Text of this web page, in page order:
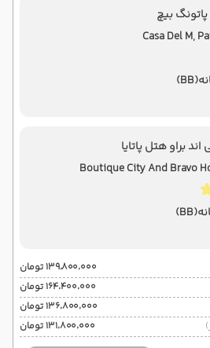
بیچ
Casa Del M,
(BB)
براو هتل پاتایا
Boutique City And Bravo
(BB)
۱۳۹٬۸۰۰٬۰۰۰ تومان
۱۶۴٬۴۰۰٬۰۰۰ تومان
۱۳۶٬۸۰۰٬۰۰۰ تومان
۱۳۱٬۸۰۰٬۰۰۰ تومان